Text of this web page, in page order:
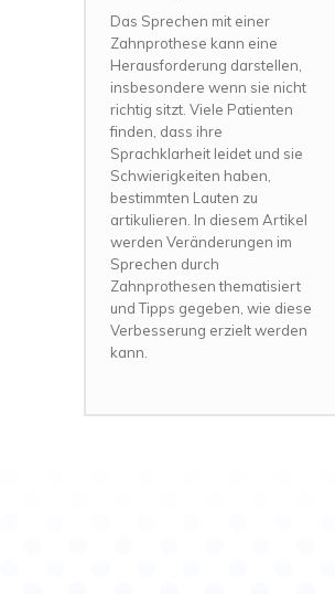
Das Sprechen mit einer
Zahnprothese kann eine
Herausforderung darstellen,
insbesondere wenn sie nicht
richtig sitzt. Viele Patienten
finden, dass ihre
Sprachklarheit leidet und sie
Schwierigkeiten haben,
bestimmten Lauten zu
artikulieren. In diesem Artikel
werden Veränderungen im
Sprechen durch
Zahnprothesen thematisiert
und Tipps gegeben, wie diese
Verbesserung erzielt werden
kann.